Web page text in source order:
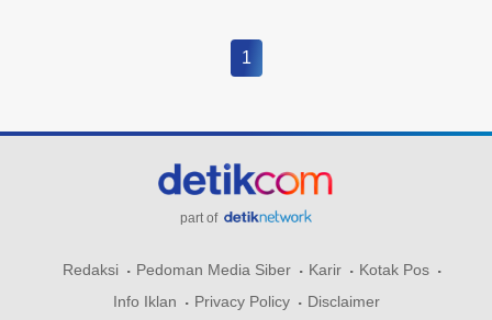
1
part of
Redaksi Pedoman Media Siber Karir
Kotak Pos
Info Iklan
Privacy Policy Disclaimer